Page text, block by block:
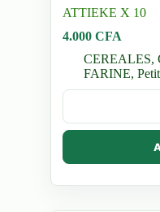
ATTIEKE X 10
4.000CFA
CEREALES,
FARINE,